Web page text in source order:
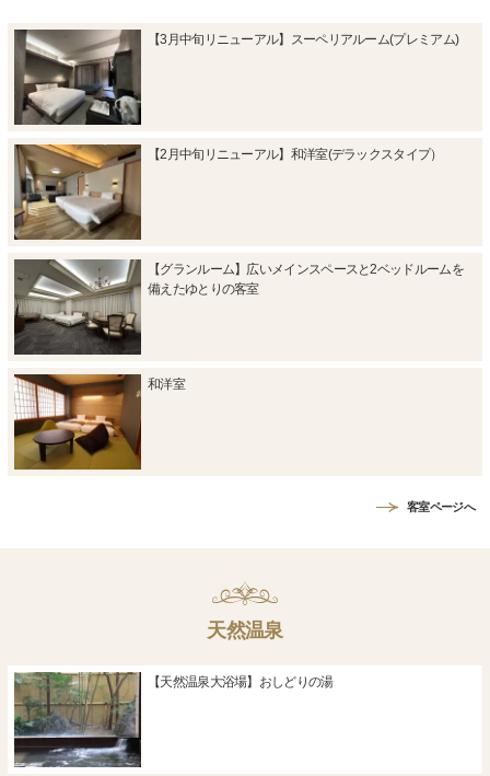
【3月中旬リニューアル】スーペリアルーム(プレミアム)
【2月中旬リニューアル】和洋室(デラックスタイプ）
【グランルーム】広いメインスペースと2ベッドルームを
備えたゆとりの客室
和洋室
客室ページへ
天然温泉
【天然温泉大浴場】おしどりの湯